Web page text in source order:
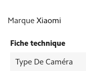
Marque Xiaomi
Fiche technique
Type De Caméra